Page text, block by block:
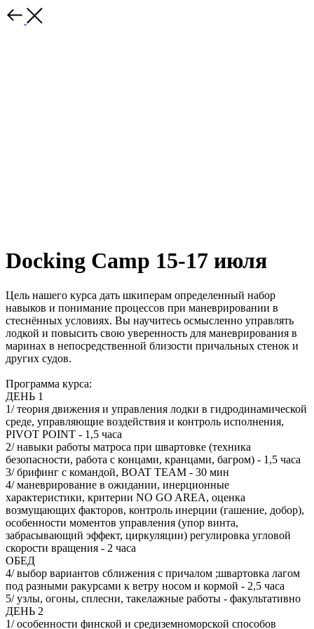
Docking Camp 15-17 июля
Цель нашего курса дать шкиперам определенный набор
навыков и понимание процессов при маневрировании в
стеснённых условиях. Вы научитесь осмысленно управлять
лодкой и повысить свою уверенность для маневрирования в
маринах в непосредственной близости причальных стенок и
других судов.
Программа курса:
ДЕНЬ 1
1/ теория движения и управления лодки в гидродинамической
среде, управляющие воздействия и контроль исполнения,
PIVOT POINT - 1,5 часа
2/ навыки работы матроса при швартовке (техника
безопасности, работа с концами, кранцами, багром) - 1,5 часа
3/ брифинг с командой, BOAT TEAM - 30 мин
4/ маневрирование в ожидании, инерционные
характеристики, критерии NO GO AREA, оценка
возмущающих факторов, контроль инерции (гашение, добор),
особенности моментов управления (упор винта,
забрасывающий эффект, циркуляции) регулировка угловой
скорости вращения - 2 часа
ОБЕД
4/ выбор вариантов сближения с причалом ;швартовка лагом
под разными ракурсами к ветру носом и кормой - 2,5 часа
5/ узлы, огоны, сплесни, такелажные работы - факультативно
ДЕНЬ 2
1/ особенности финской и средиземноморской способов